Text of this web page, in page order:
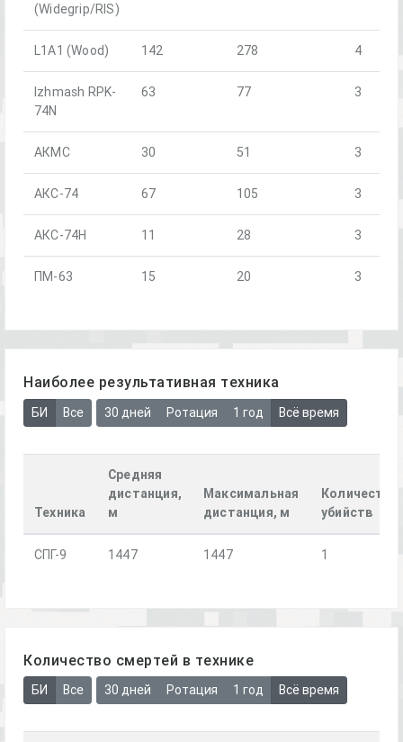
(Widegrip/RIS)
L1A1 (Wood) 142 278 4
Izhmash RPK-
74N
63 77 3
АКМС 30 51 3
АКС-74 67 105 3
АКС-74Н 11 28 3
ПМ-63 15 20 3
Наиболее результативная техника
БИ Все 30 дней Ротация 1 год Всё время
Техника
Средняя
дистанция,
м
Максимальная
дистанция, м
Количество
убийств
СПГ-9 1447 1447 1
Количество смертей в технике
БИ Все 30 дней Ротация 1 год Всё время